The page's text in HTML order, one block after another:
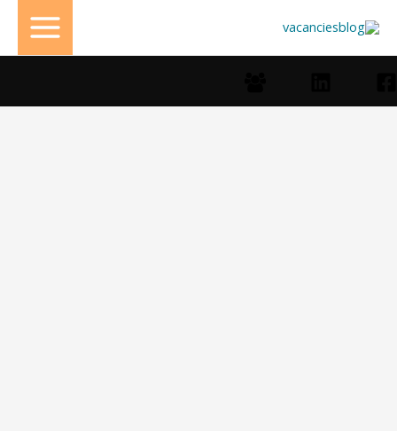
إلى
المحتوى